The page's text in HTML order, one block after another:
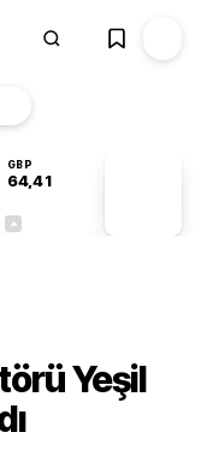
GBP
64,41
Yeşil